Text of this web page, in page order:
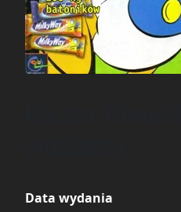
Data wydania